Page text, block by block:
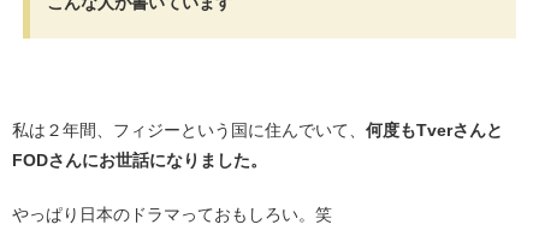
私は２年間、フィジーという国に住んでいて、 何度もTverさんと
FODさんにお世話になりました。
やっぱり日本のドラマっておもしろい。笑